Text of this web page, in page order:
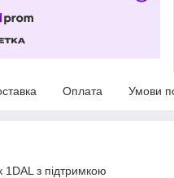
Оплата Умови
1DAL з підтримкою